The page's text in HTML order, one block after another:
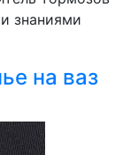
знаниями
на ваз